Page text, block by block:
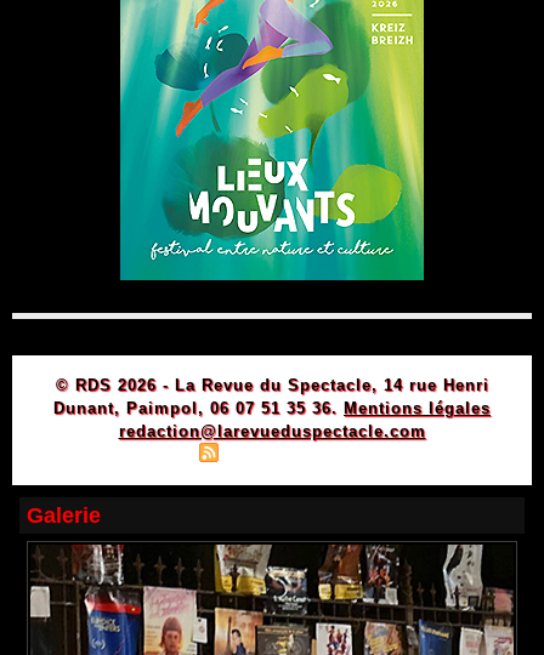
© RDS 2026 - La Revue du Spectacle, 14 rue Henri
Dunant, Paimpol, 06 07 51 35 36. Mentions légales
redaction@larevueduspectacle.com
Galerie